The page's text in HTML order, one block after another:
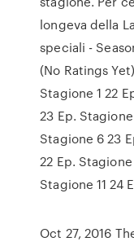
longeva della
speciali -
(No Ratings
Stagione 1 22
23 Ep.
Stagione 6 23
22 Ep.
Stagione 11 24
Oct 27, 2016